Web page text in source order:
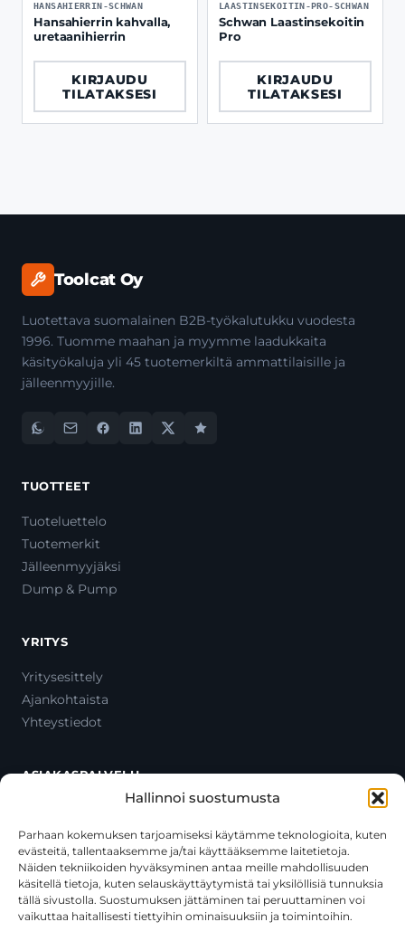
Hallinnoi suostumusta
Parhaan kokemuksen tarjoamiseksi käytämme teknologioita, kuten
evästeitä, tallentaaksemme ja/tai käyttääksemme laitetietoja.
Näiden tekniikoiden hyväksyminen antaa meille mahdollisuuden
käsitellä tietoja, kuten selauskäyttäytymistä tai yksilöllisiä tunnuksia
tällä sivustolla. Suostumuksen jättäminen tai peruuttaminen voi
vaikuttaa haitallisesti tiettyihin ominaisuuksiin ja toimintoihin.
HANSAHIERRIN-SCHWAN
Hansahierrin kahvalla,
uretaanihierrin
KIRJAUDU
TILATAKSESI
LAASTINSEKOITIN-PRO-SCHWAN
Schwan Laastinsekoitin
Pro
KIRJAUDU
TILATAKSESI
Toolcat Oy
Luotettava suomalainen B2B-työkalutukku vuodesta
1996. Tuomme maahan ja myymme laadukkaita
käsityökaluja yli 45 tuotemerkiltä ammattilaisille ja
jälleenmyyjille.
TUOTTEET
Tuoteluettelo
Tuotemerkit
Jälleenmyyjäksi
Dump & Pump
YRITYS
Yritysesittely
Ajankohtaista
Yhteystiedot
ASIAKASPALVELU
Oma tili
Maksutavat
Toimitustavat
Usein kysytyt kysymykset
+358 44 270 3795